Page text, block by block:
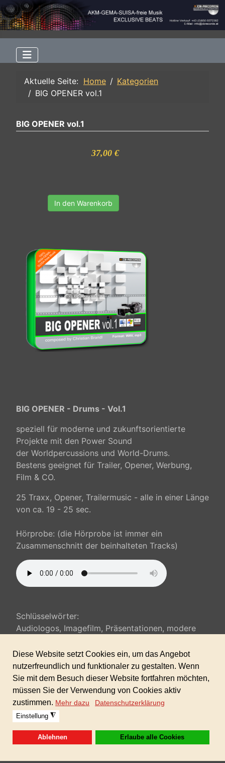
Aktuelle Seite: Home
Kategorien
BIG OPENER vol.1
BIG OPENER vol.1
37,00 €
In den Warenkorb
BIG OPENER - Drums - Vol.1
speziell für moderne und zukunftsorientierte
Projekte mit den Power Sound
der Worldpercussions und World-Drums.
Bestens geeignet für Trailer, Opener, Werbung,
Film & CO.
25 Traxx, Opener, Trailermusic - alle in einer Länge
von ca. 19 - 25 sec.
Hörprobe: (die Hörprobe ist immer ein
Zusammenschnitt der beinhalteten Tracks)
Schlüsselwörter:
Audiologos, Imagefilm, Präsentationen, modere
Animation, Opener, Trenner, Mini-Traxx,
Multimedia,...
100% AKM/GEMA/SUISA-freie Musik inkl.
gewerblicher Lizenz für alle Ihre Projekte!
Keine weiteren Folgekosten!
Formate: 24bit WAV und 320kbs MP3